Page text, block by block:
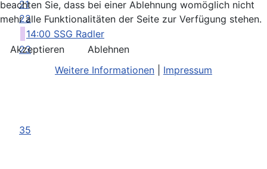
21
22
14:00 SSG Radler
23
35
beachten Sie, dass bei einer Ablehnung womöglich nicht
mehr alle Funktionalitäten der Seite zur Verfügung stehen.
Akzeptieren
Ablehnen
Weitere Informationen
Impressum